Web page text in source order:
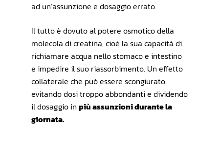
ad un’assunzione e dosaggio errato.
Il tutto è dovuto al potere osmotico della
molecola di creatina, cioè la sua capacità di
richiamare acqua nello stomaco e intestino
e impedire il suo riassorbimento. Un effetto
collaterale che può essere scongiurato
evitando dosi troppo abbondanti e dividendo
il dosaggio in più assunzioni durante la
giornata.